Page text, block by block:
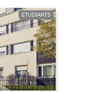
ETUDIANTS